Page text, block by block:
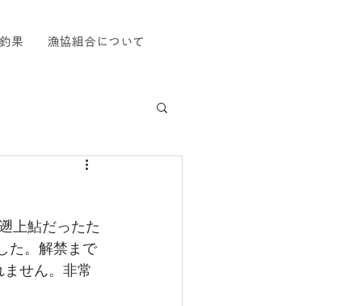
果 漁協組合について
上鮎だったた
た。解禁まで
せん。非常